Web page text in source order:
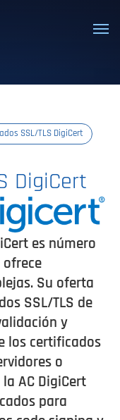
TLS confiables
SSL/TLS DigiCert
DigiCert
es número
Su oferta
SSL/TLS de
y
los certificados
o
AC DigiCert
para